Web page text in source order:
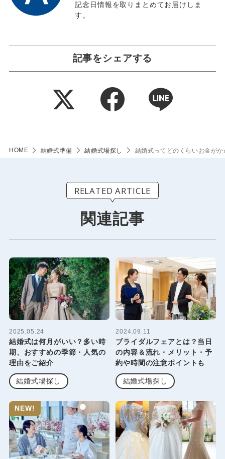
記念日情報を取りまとめてお届けしま
す。
記事をシェアする
HOME 結婚式準備 結婚式場探し 結婚式ってどのくらいお金が
RELATED ARTICLE
関連記事
2025.05.24
結婚式は何月がいい？多い時
期、おすすめの季節・人気の
理由をご紹介
結婚式場探し
2024.09.11
ブライダルフェアとは？当日
の内容＆流れ・メリット・予
約や時間の注意ポイントも
結婚式場探し
NEW!